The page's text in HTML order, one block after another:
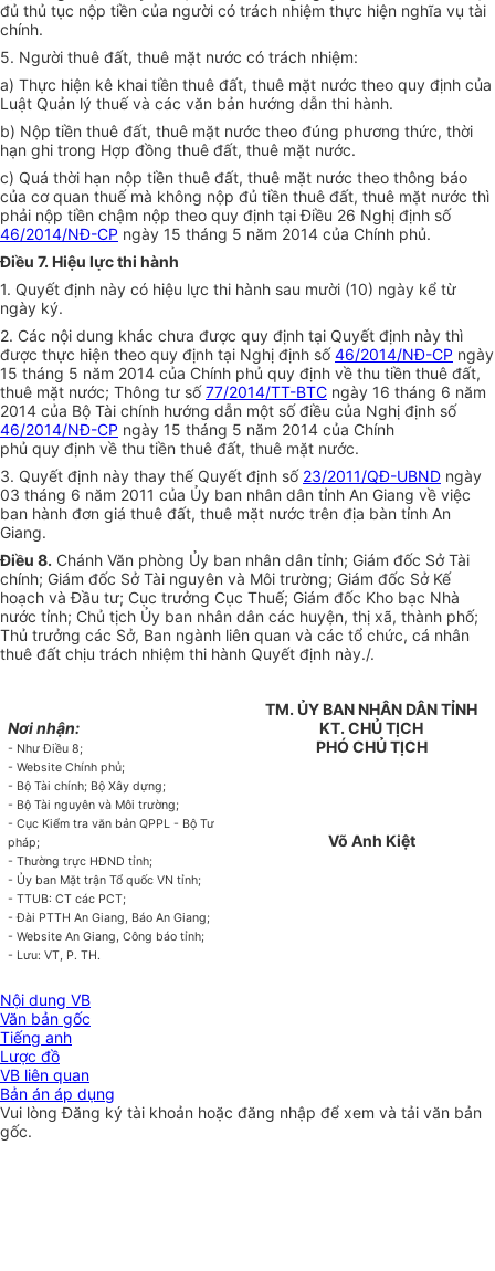
đủ thủ tục nộp tiền của người có trách nhiệm thực hiện nghĩa vụ tài
chính.
5. Người thuê đất, thuê mặt nước có trách nhiệm:
a) Thực hiện kê khai tiền thuê đất, thuê mặt nước theo quy định của
Luật Quản lý thuế và các văn bản hướng dẫn thi hành.
b) Nộp tiền thuê đất, thuê mặt nước theo đúng phương thức, thời
hạn ghi trong Hợp đồng thuê đất, thuê mặt nước.
c) Quá thời hạn nộp tiền thuê đất, thuê mặt nước theo thông báo
của cơ quan thuế mà không nộp đủ tiền thuê đất, thuê mặt nước thì
phải nộp tiền chậm nộp theo quy định tại Điều 26 Nghị định số
46/2014/NĐ-CP ngày 15 tháng 5 năm 2014 của Chính phủ.
Điều 7. Hiệu lực thi hành
1. Quyết định này có hiệu lực thi hành sau mười (10) ngày kể từ
ngày ký.
2. Các nội dung khác chưa được quy định tại Quyết định này thì
được thực hiện theo quy định tại Nghị định số46/2014/NĐ-CP ngày
15 tháng 5 năm 2014 của Chính phủ quy định về thu tiền thuê đất,
thuê mặt nước; Thông tư số77/2014/TT-BTC ngày 16 tháng 6 năm
2014 của Bộ Tài chính hướng dẫn một số điều của Nghị định số
46/2014/NĐ-CP ngày 15 tháng 5 năm 2014 của Chính
phủ quy định về thu tiền thuê đất, thuê mặt nước.
3. Quyết định này thay thế Quyết định số 23/2011/QĐ-UBND ngày
03 tháng 6 năm 2011 của Ủy ban nhân dân tỉnh An Giang về việc
ban hành đơn giá thuê đất, thuê mặt nước trên địa bàn tỉnh An
Giang.
Điều 8. Chánh Văn phòng Ủy ban nhân dân tỉnh; Giám đốc Sở Tài
chính; Giám đốc Sở Tài nguyên và Môi trường; Giám đốc Sở Kế
hoạch và Đầu tư; Cục trưởng Cục Thuế; Giám đốc Kho bạc Nhà
nước tỉnh; Chủ tịch Ủy ban nhân dân các huyện, thị xã, thành phố;
Thủ trưởng các Sở, Ban ngành liên quan và các tổ chức, cá nhân
thuê đất chịu trách nhiệm thi hành Quyết định này./.
Nơi nhận:
- Như Điều 8;
- Website Chính phủ;
- Bộ Tài chính; Bộ Xây dựng;
- Bộ Tài nguyên và Môi trường;
- Cục Kiểm tra văn bản QPPL - Bộ Tư
pháp;
- Thường trực HĐND tỉnh;
- Ủy ban Mặt trận Tổ quốc VN tỉnh;
- TTUB: CT các PCT;
- Đài PTTH An Giang, Báo An Giang;
- Website An Giang, Công báo tỉnh;
- Lưu: VT, P. TH.
TM. ỦY BAN NHÂN DÂN TỈNH
KT. CHỦ TỊCH
PHÓ CHỦ TỊCH
Võ Anh Kiệt
Nội dung VB
Văn bản gốc
Tiếng anh
Lược đồ
VB liên quan
Bản án áp dụng
Vui lòngĐăng ký tài khoản hoặc đăng nhập để xem và tải văn bản
gốc.